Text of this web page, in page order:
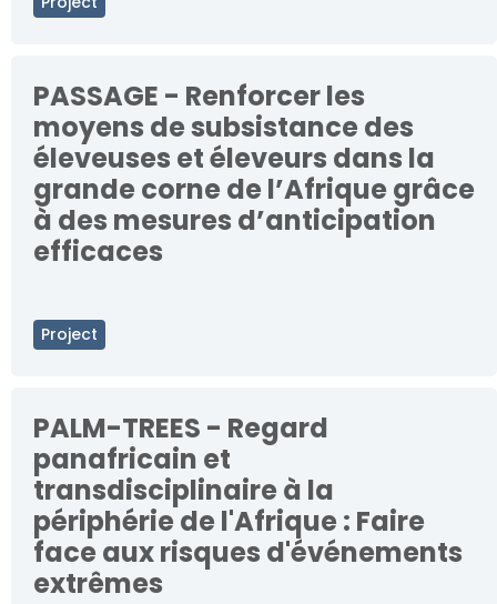
Project
PASSAGE - Renforcer les
moyens de subsistance des
éleveuses et éleveurs dans la
grande corne de l’Afrique grâce
à des mesures d’anticipation
efficaces
PALM-TREES - Regard
panafricain et
transdisciplinaire à la
périphérie de l'Afrique : Faire
face aux risques d'événements
extrêmes